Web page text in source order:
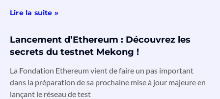
Lire la suite »
Lancement d’Ethereum : Découvrez les
secrets du testnet Mekong !
La Fondation Ethereum vient de faire un pas important
dans la préparation de sa prochaine mise à jour majeure en
lançant le réseau de test